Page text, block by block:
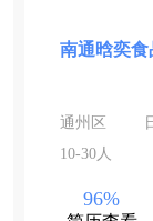
南通晗奕食
通州区
10-30人
96%